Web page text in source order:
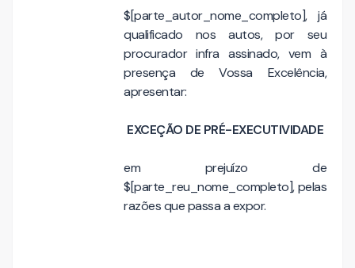
$[parte_autor_nome_completo], já
qualificado nos autos, por seu
procurador infra assinado, vem à
presença de Vossa Excelência,
apresentar:
EXCEÇÃO DE PRÉ-EXECUTIVIDADE
em prejuízo de
$[parte_reu_nome_completo], pelas
razões que passa a expor.